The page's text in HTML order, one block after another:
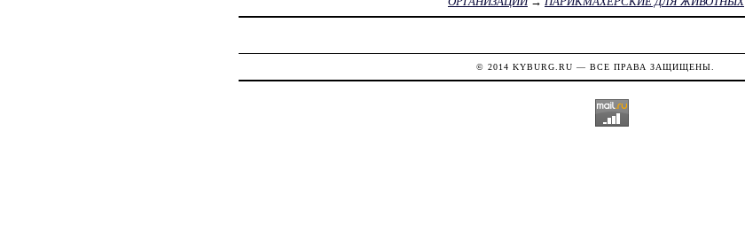
© 2014KYBURG.RU — ВСЕ ПРАВА ЗАЩИЩЕНЫ.